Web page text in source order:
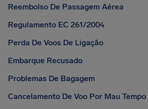
Reembolso De Passagem Aérea
Regulamento EC 261/2004
Perda De Voos De Ligação
Embarque Recusado
Problemas De Bagagem
Cancelamento De Voo Por Mau Tempo